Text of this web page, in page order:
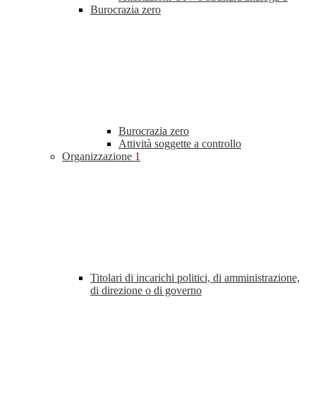
Burocrazia zero
Burocrazia zero
Attività soggette a controllo
Organizzazione 1
Titolari di incarichi politici, di amministrazione,
di direzione o di governo